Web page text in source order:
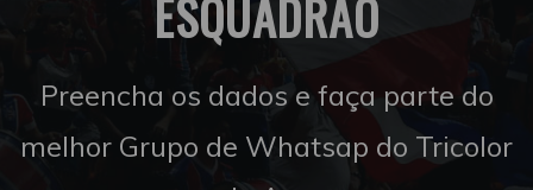
ESQUADRÃO
Preencha os dados e faça parte do
melhor Grupo de Whatsap do Tricolor